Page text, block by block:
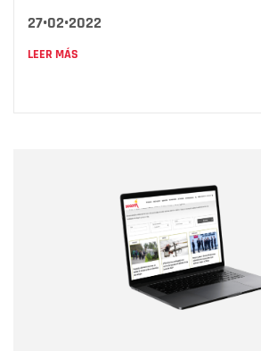
27•02•2022
LEER MÁS
Correo electrónico
Tipo de comentario